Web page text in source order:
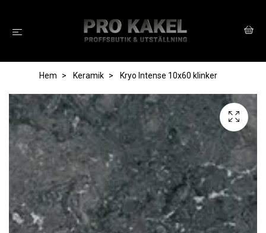
Hem Keramik Kryo Intense 10x60 klinker